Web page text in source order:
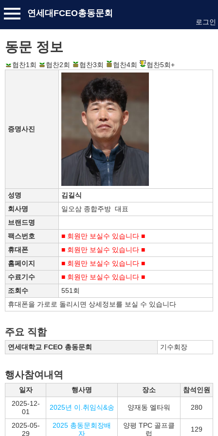
연세대FCEO총동문회
로그인
동문 정보
협찬1회 협찬2회 협찬3회 협찬4회 협찬5회+
증명사진
성명
김길식
회사명
일오삼 종합주방 대표
브랜드명
팩스번호
■ 회원만 보실수 있습니다 ■
휴대폰
■ 회원만 보실수 있습니다 ■
홈페이지
■ 회원만 보실수 있습니다 ■
수료기수
■ 회원만 보실수 있습니다 ■
조회수
551회
휴대폰을 가로로 돌리시면 상세정보를 보실 수 있습니다
주요 직함
연세대학교 FCEO 총동문회 기수회장
행사참여내역
일자 행사명 장소
참석인원
2025-12-
01
2025년 이.취임식&송 양재동 엘타워 280
2025-05-
29
2025 총동문회장배
자
양평 TPC 골프클
럽
129